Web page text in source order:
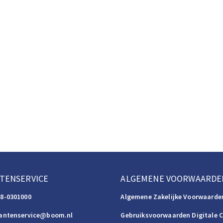
0301000
ALGEMENE
Algemene Zakelijke
Gebruiksvoorwaarden Digitale